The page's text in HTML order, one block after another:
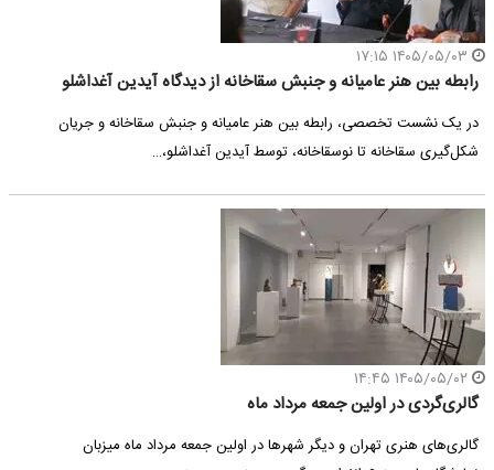
رابطه بین هنر عامیانه و جنبش سقاخانه از دیدگاه آیدین آغداشلو
در یک نشست تخصصی، رابطه بین هنر عامیانه و جنبش سقاخانه و جریان
شکل‌گیری سقاخانه تا نوسقاخانه، توسط آیدین آغداشلو،…
گالری‌گردی در اولین جمعه مرداد ماه
گالری‌های هنری تهران و دیگر شهرها در اولین جمعه مرداد ماه میزبان